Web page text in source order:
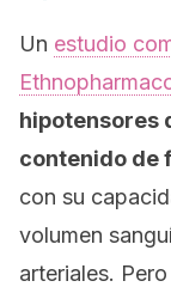
Un estudio
hipotensores
contenido de
con su
volumen
arteriales.